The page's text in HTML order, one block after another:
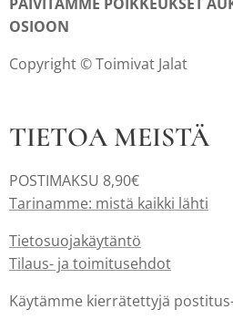
OSIOON
Copyright © Toimivat Jalat
TIETOA MEISTÄ
POSTIMAKSU 8,90€
Tarinamme: mistä kaikki lähti
Tietosuojakäytäntö
Tilaus- ja toimitusehdot
Käytämme kierrätettyjä